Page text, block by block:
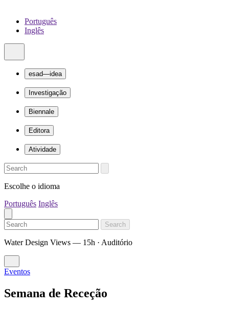
Português
Inglês
esad—idea
Investigação
Biennale
Editora
Atividade
Escolhe o idioma
Português Inglês
Search
Water Design Views — 15h · Auditório
Eventos
Semana de Receção